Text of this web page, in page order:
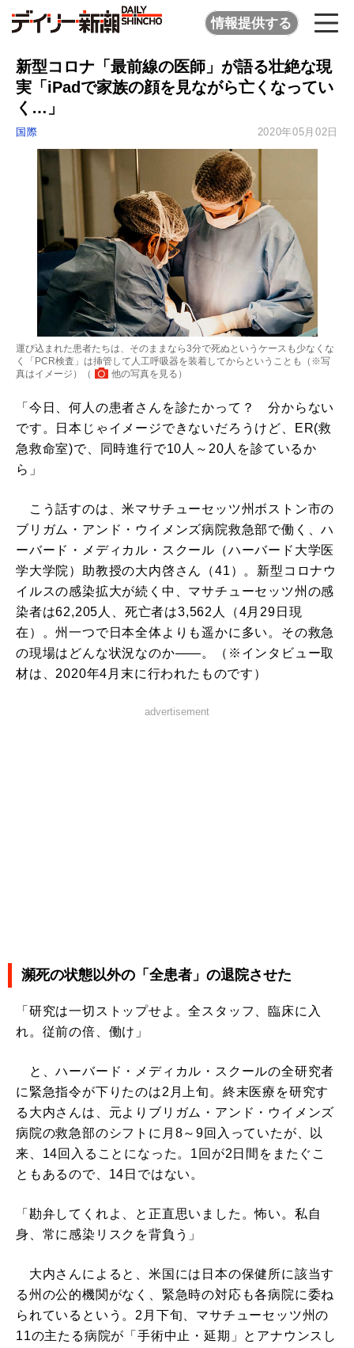
情報提供する
新型コロナ「最前線の医師」が語る壮絶な現
実「iPadで家族の顔を見ながら亡くなってい
く…」
国際 2020年05月02日
運び込まれた患者たちは、そのままなら3分で死ぬというケースも少なくな
く「PCR検査」は挿管して人工呼吸器を装着してからということも（※写
真はイメージ）（
他の写真を見る ）
「今日、何人の患者さんを診たかって？ 分からない
です。日本じゃイメージできないだろうけど、ER(救
急救命室)で、同時進行で10人～20人を診ているか
ら」
こう話すのは、米マサチューセッツ州ボストン市の
ブリガム・アンド・ウイメンズ病院救急部で働く、ハ
ーバード・メディカル・スクール（ハーバード大学医
学大学院）助教授の大内啓さん（41）。新型コロナウ
イルスの感染拡大が続く中、マサチューセッツ州の感
染者は62,205人、死亡者は3,562人（4月29日現
在）。州一つで日本全体よりも遥かに多い。その救急
の現場はどんな状況なのか――。（※インタビュー取
材は、2020年4月末に行われたものです）
advertisement
瀕死の状態以外の「全患者」の退院させた
「研究は一切ストップせよ。全スタッフ、臨床に入
れ。従前の倍、働け」
と、ハーバード・メディカル・スクールの全研究者
に緊急指令が下りたのは2月上旬。終末医療を研究す
る大内さんは、元よりブリガム・アンド・ウイメンズ
病院の救急部のシフトに月8～9回入っていたが、以
来、14回入ることになった。1回が2日間をまたぐこ
ともあるので、14日ではない。
「勘弁してくれよ、と正直思いました。怖い。私自
身、常に感染リスクを背負う」
大内さんによると、米国には日本の保健所に該当す
る州の公的機関がなく、緊急時の対応も各病院に委ね
られているという。2月下旬、マサチューセッツ州の
11の主たる病院が「手術中止・延期」とアナウンスし